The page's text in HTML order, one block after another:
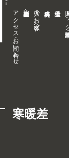
アクセス・お問い合わせ 企業内担当者様へ 個人のお客様へ 人間ド
寒暖差